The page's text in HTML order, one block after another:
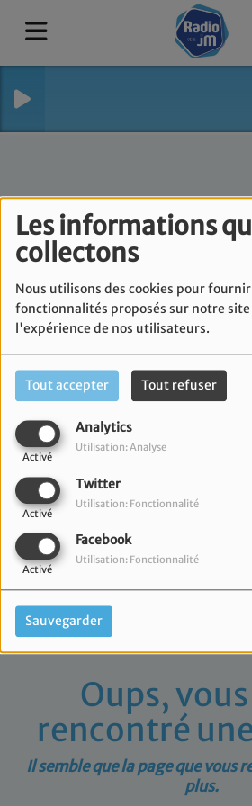
Les informations
collectons
Nous utilisons des cookies pour
fonctionnalités proposés sur notre
l'expérience de nos utilisateurs.
Tout accepter Tout refuser
Analytics
Activé
Utilisation: Analyse
Twitter
Activé
Utilisation: Fonctionnalité
Facebook
Activé
Utilisation: Fonctionnalité
Sauvegarder
Oups,
rencontré
Il semble que la page que vous
plus.